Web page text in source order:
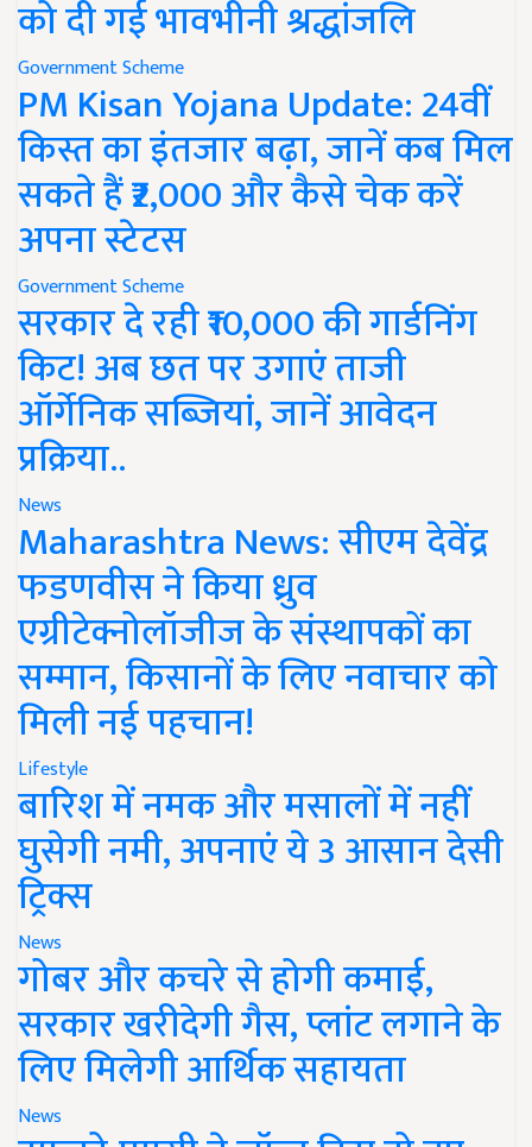
को दी गई भावभीनी श्रद्धांजलि
Government Scheme
PM Kisan Yojana Update: 24वीं
किस्त का इंतजार बढ़ा, जानें कब मिल
सकते हैं ₹2,000 और कैसे चेक करें
अपना स्टेटस
Government Scheme
सरकार दे रही ₹10,000 की गार्डनिंग
किट! अब छत पर उगाएं ताजी
ऑर्गेनिक सब्जियां, जानें आवेदन
प्रक्रिया..
News
Maharashtra News: सीएम देवेंद्र
फडणवीस ने किया ध्रुव
एग्रीटेक्नोलॉजीज के संस्थापकों का
सम्मान, किसानों के लिए नवाचार को
मिली नई पहचान!
Lifestyle
बारिश में नमक और मसालों में नहीं
घुसेगी नमी, अपनाएं ये 3 आसान देसी
ट्रिक्स
News
गोबर और कचरे से होगी कमाई,
सरकार खरीदेगी गैस, प्लांट लगाने के
लिए मिलेगी आर्थिक सहायता
News